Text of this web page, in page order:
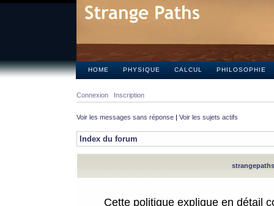
HOME PHYSIQUE CALCUL PHILOSOPHIE
Connexion Inscription
Voir les messages sans réponse | Voir les sujets actifs
Index du forum
Cette politique explique en détail